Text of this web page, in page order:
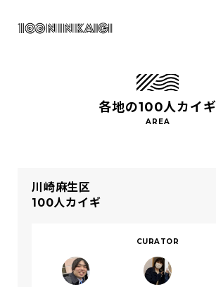
各地の100人カイギ
川崎麻生区
100人カイギ
CURATOR